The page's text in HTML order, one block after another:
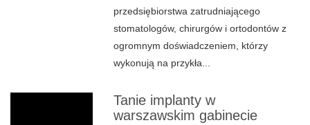
przedsiębiorstwa zatrudniającego
stomatologów, chirurgów i ortodontów z
ogromnym doświadczeniem, którzy
wykonują na przykła...
Tanie implanty w
warszawskim gabinecie